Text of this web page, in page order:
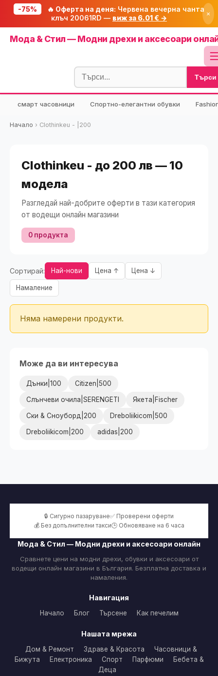
-75% 🔥 Оферта на деня: Червена вечерна чанта
клъч 20061RD — виж за 6.01 € → ×
Мода & Стил — Модни дрехи и аксесоари
Начало
🔥 Намаления
🧮 Калкулатори Търси
смарт часовници Спортно-елегантни обувки
Начало › Clothinkeu - |200
Clothinkeu - до 200 лв — 10
модела
Разгледай най-добрите оферти в тази категория
от водещи онлайн магазини
0 продукта
Сортирай: Най-нови Цена ↑ Цена ↓
Намаление
Няма намерени продукти.
Може да ви интересува
Дънки|100 Citizen|500
Слънчеви очила|SERENGETI Якета|Fischer
Ски & Сноуборд|200 Dreboliikicom|500
Dreboliikicom|200 adidas|200
🔒 Сигурно пазаруване✅ Проверени оферти
💰 Без допълнителни такси🕒 Обновяване на 6 часа
Мода & Стил — Модни дрехи и аксесоари онлайн
Сравнете цени на модни дрехи, обувки и аксесоари от
водещи онлайн магазини в България. Безплатна доставка и
намаления.
Навигация
Начало Блог Търсене Как печелим
Нашата мрежа
Дом & Ремонт Здраве & Красота
Часовници &
Бижута
Електроника Спорт Парфюми
Бебета &
Деца